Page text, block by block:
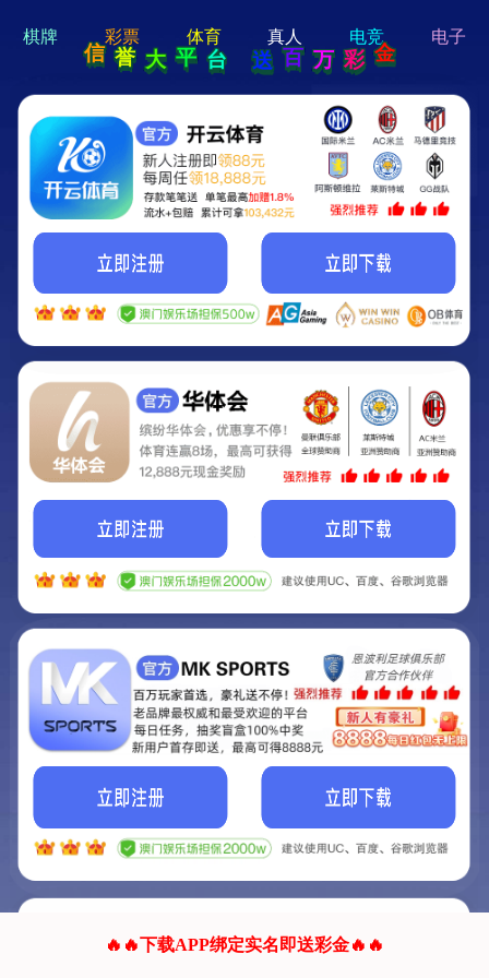
hi 💗
Hey Guys!
我们即将上线啦...
我们的网站正在建设.
它将是非常棒的网站.
联系我们!